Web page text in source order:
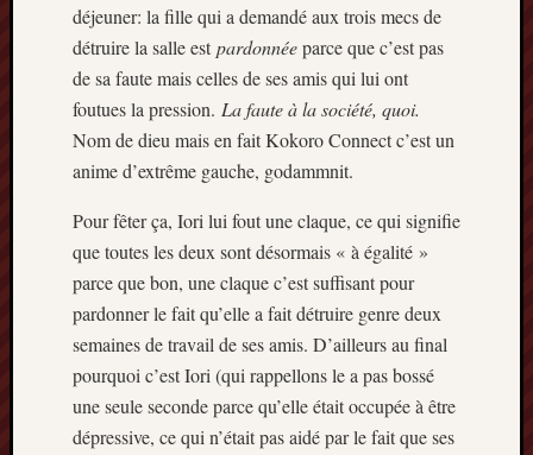
déjeuner: la fille qui a demandé aux trois mecs de
détruire la salle est pardonnéeparce que c’est pas
de sa faute mais celles de ses amis qui lui ont
foutues la pression. La faute à la société, quoi.
Nom de dieu mais en fait Kokoro Connect c’est un
anime d’extrême gauche, godammnit.
Pour fêter ça, Iori lui fout une claque, ce qui signifie
que toutes les deux sont désormais « à égalité »
parce que bon, une claque c’est suffisant pour
pardonner le fait qu’elle a fait détruire genre deux
semaines de travail de ses amis. D’ailleurs au final
pourquoi c’est Iori (qui rappellons le a pas bossé
une seule seconde parce qu’elle était occupée à être
dépressive, ce qui n’était pas aidé par le fait que ses